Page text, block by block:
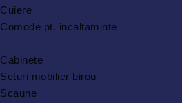
Cuiere
Comode pt. incaltaminte
Cabinete
Seturi mobilier birou
Scaune